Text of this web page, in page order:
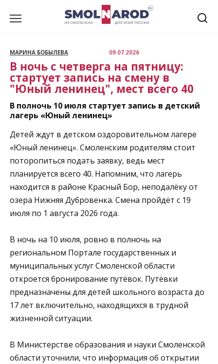
МАРИНА БОБЫЛЕВА 09.07.2026
В ночь с четверга на пятницу:
стартует запись на смену в
"Юный ленинец", мест всего 40
В полночь 10 июля стартует запись в детский
лагерь «Юный ленинец»
Детей ждут в детском оздоровительном лагере
«Юный ленинец». Смоленским родителям стоит
поторопиться подать заявку, ведь мест
планируется всего 40. Напомним, что лагерь
находится в районе Красный Бор, неподалёку от
озера Нижняя Дубровенка. Смена пройдёт с 19
июля по 1 августа 2026 года.
В ночь на 10 июля, ровно в полночь на
региональном Портале государственных и
муниципальных услуг Смоленской области
откроется бронирование путёвок. Путёвки
предназначены для детей школьного возраста до
17 лет включительно, находящихся в трудной
жизненной ситуации.
В Министерстве образования и науки Смоленской
области уточнили, что информация об открытии